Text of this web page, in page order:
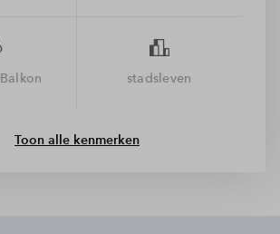
Balkon stadsleven
Toon alle kenmerken